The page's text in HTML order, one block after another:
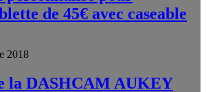
de 45€ avec caseable
2018
la DASHCAM AUKEY